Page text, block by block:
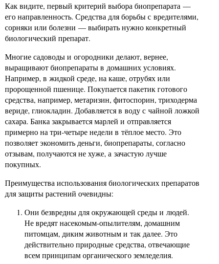
Как видите, первый критерий выбора биопрепарата —
его направленность. Средства для борьбы с вредителями,
сорняки или болезни — выбирать нужно конкретный
биологический препарат.
Многие садоводы и огородники делают, вернее,
выращивают биопрепараты в домашних условиях.
Например, в жидкой среде, на каше, отрубях или
пророщенной пшенице. Покупается пакетик готового
средства, например, метаризин, фитоспорин, триходерма
вериде, глиокладин. Добавляется в воду с чайной ложкой
сахара. Банка закрывается марлей и отправляется
примерно на три-четыре недели в тёплое место. Это
позволяет экономить деньги, биопрепараты, согласно
отзывам, получаются не хуже, а зачастую лучше
покупных.
Преимущества использования биологических препаратов
для защиты растений очевидны:
Они безвредны для окружающей среды и людей.
Не вредят насекомым-опылителям, домашним
питомцам, диким животным и так далее. Это
действительно природные средства, отвечающие
всем принципам органического земледелия.